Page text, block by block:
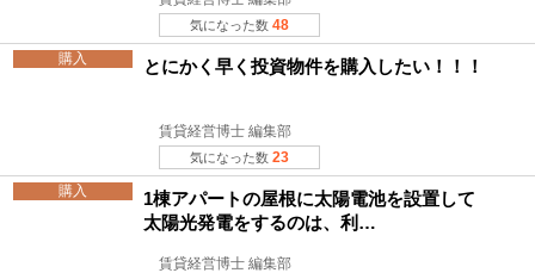
気になった数48
購入 とにかく早く投資物件を購入したい！！！
気になった数23
賃貸経営博士 編集部
購入
1棟アパートの屋根に太陽電池を設置して
太陽光発電をするのは、利…
賃貸経営博士 編集部